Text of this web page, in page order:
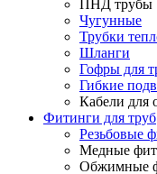
ПНД трубы
Чугунные
Трубки
Шланги
Гофры для
Гибкие
Кабели для
Фитинги для труб
Резьбовые
Медные
Обжимные